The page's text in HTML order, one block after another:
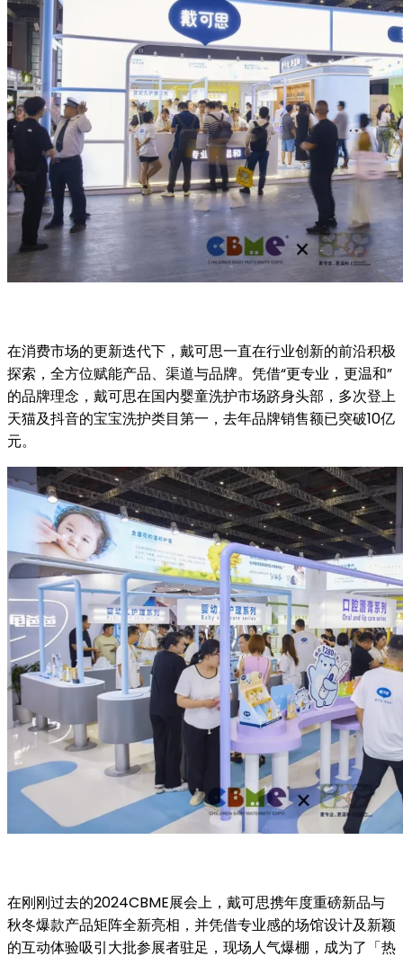
在消费市场的更新迭代下，戴可思一直在行业创新的前沿积极
探索，全方位赋能产品、渠道与品牌。凭借“更专业，更温和”
的品牌理念，戴可思在国内婴童洗护市场跻身头部，多次登上
天猫及抖音的宝宝洗护类目第一，去年品牌销售额已突破10亿
元。
在刚刚过去的2024CBME展会上，戴可思携年度重磅新品与
秋冬爆款产品矩阵全新亮相，并凭借专业感的场馆设计及新颖
的互动体验吸引大批参展者驻足，现场人气爆棚，成为了「热